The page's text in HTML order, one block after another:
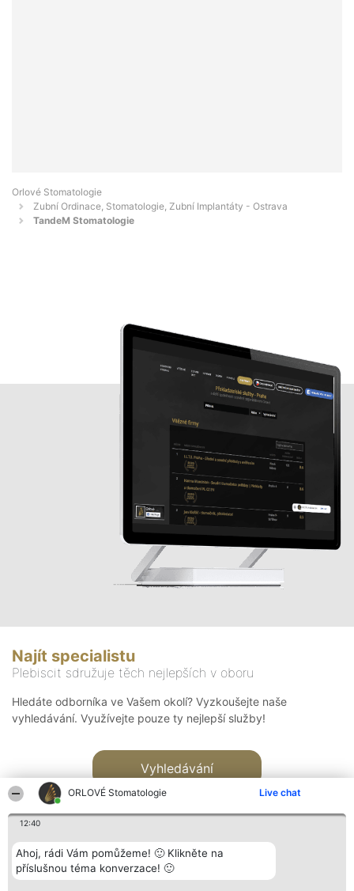
ORLOVÉ Stomatologie Live chat
12:40
Ahoj, rádi Vám pomůžeme! 🙂 Klikněte na
příslušnou téma konverzace! 🙂
Orlové Stomatologie
Zubní Ordinace, Stomatologie, Zubní Implantáty - Ostrava
TandeM Stomatologie
Najít specialistu
Plebiscit sdružuje těch nejlepších v oboru
Hledáte odborníka ve Vašem okolí? Vyzkoušejte naše
vyhledávání. Využívejte pouze ty nejlepší služby!
Vyhledávání